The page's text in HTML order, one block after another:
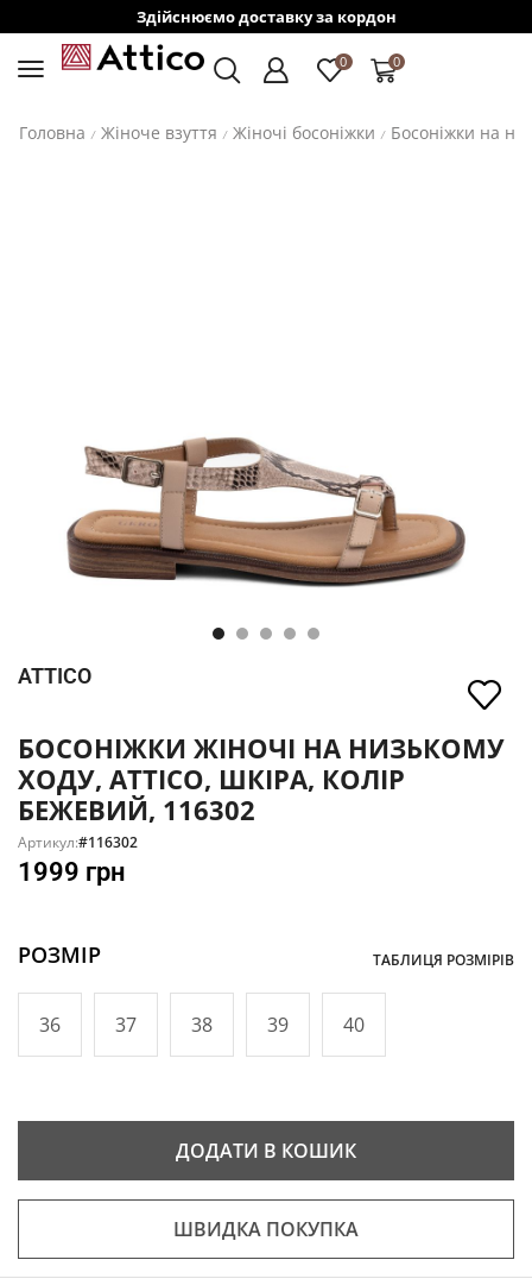
Здійснюємо доставку за кордон
0 0
Головна / Жіноче взуття / Жіночі босоніжки / Босоніжки на
ATTICO
БОСОНІЖКИ ЖІНОЧІ НА НИЗЬКОМУ
ХОДУ, ATTICO, ШКІРА, КОЛІР
БЕЖЕВИЙ, 116302
Артикул:#116302
1999 грн
РОЗМІР ТАБЛИЦЯ РОЗМІРІВ
36 37 38 39 40
ДОДАТИ В КОШИК
ШВИДКА ПОКУПКА